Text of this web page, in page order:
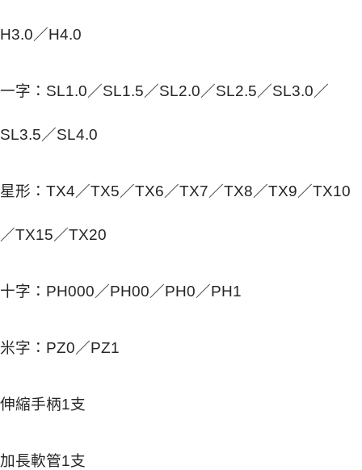
H3.0／H4.0
一字：SL1.0／SL1.5／SL2.0／SL2.5／SL3.0／
SL3.5／SL4.0
星形：TX4／TX5／TX6／TX7／TX8／TX9／TX10
／TX15／TX20
十字：PH000／PH00／PH0／PH1
米字：PZ0／PZ1
伸縮手柄1支
加長軟管1支